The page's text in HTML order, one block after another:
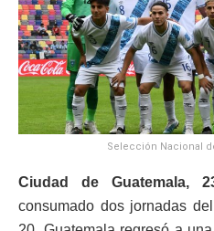
Selección Nacional
Ciudad de Guatemala,
consumado dos jornadas